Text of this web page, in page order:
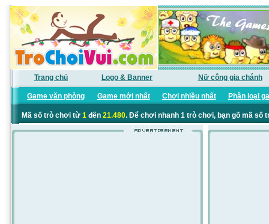
Trang chủ Logo & Banner Nữ công gia chánh
Game văn phòng Game mới nhất Chơi nhiều nhất Phân loại
Mã số trò chơi từ 1đến 21.480. Để chơi nhanh 1 trò chơi, bạn gõ mã số